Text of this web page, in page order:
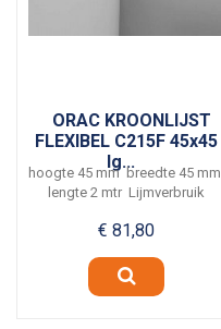
ORAC KROONLIJST
FLEXIBEL C215F 45x45
lg...
hoogte 45 mm breedte 45 mm
lengte 2 mtr Lijmverbruik
€ 81,80